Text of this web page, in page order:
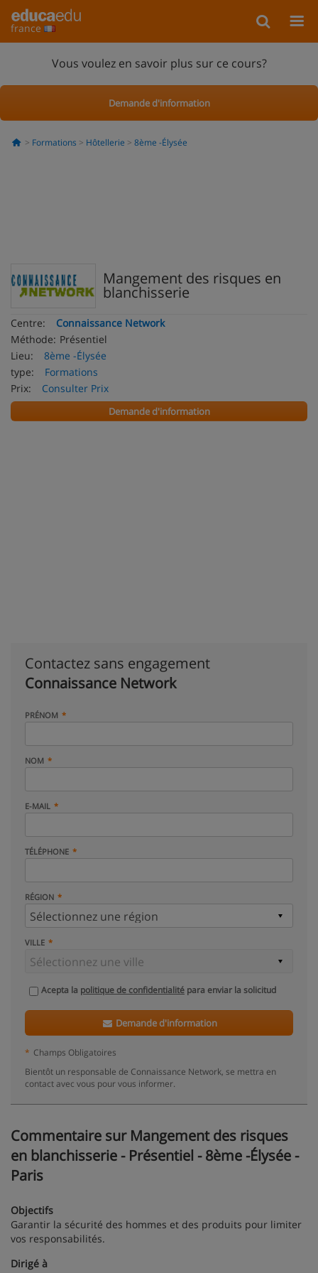
france
Vous voulez en savoir plus sur ce cours?
Demande d'information
Formations Hôtellerie 8ème -Élysée
Mangement des risques en
blanchisserie
Centre:
Connaissance Network
Méthode: Présentiel
Lieu:
8ème -Élysée
type:
Formations
Prix:
Consulter Prix
Demande d'information
Contactez sans engagement
Connaissance Network
PRÉNOM
NOM
E-MAIL
TÉLÉPHONE
RÉGION
VILLE
Acepta la politique de confidentialité para enviar la solicitud
Demande d'information
* Champs Obligatoires
Bientôt un responsable de Connaissance Network, se mettra en
contact avec vous pour vous informer.
Commentaire sur Mangement des risques
en blanchisserie - Présentiel - 8ème -Élysée -
Paris
Objectifs
Garantir la sécurité des hommes et des produits pour limiter
vos responsabilités.
Dirigé à